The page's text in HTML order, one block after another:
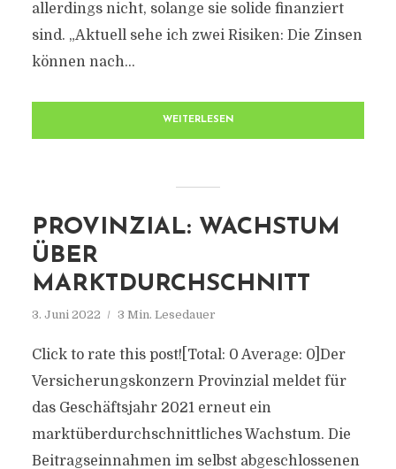
allerdings nicht, solange sie solide finanziert
sind. „Aktuell sehe ich zwei Risiken: Die Zinsen
können nach...
WEITERLESEN
PROVINZIAL: WACHSTUM
ÜBER
MARKTDURCHSCHNITT
3. Juni 2022 3 Min. Lesedauer
Click to rate this post![Total: 0 Average: 0]Der
Versicherungskonzern Provinzial meldet für
das Geschäftsjahr 2021 erneut ein
marktüberdurchschnittliches Wachstum. Die
Beitragseinnahmen im selbst abgeschlossenen